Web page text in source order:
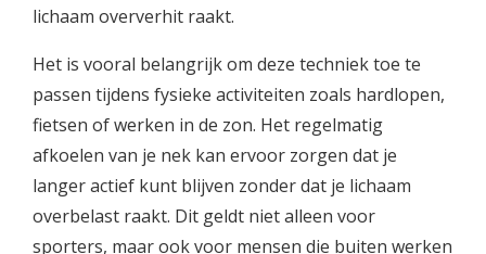
lichaam oververhit raakt.
Het is vooral belangrijk om deze techniek toe te
passen tijdens fysieke activiteiten zoals hardlopen,
fietsen of werken in de zon. Het regelmatig
afkoelen van je nek kan ervoor zorgen dat je
langer actief kunt blijven zonder dat je lichaam
overbelast raakt. Dit geldt niet alleen voor
sporters, maar ook voor mensen die buiten werken